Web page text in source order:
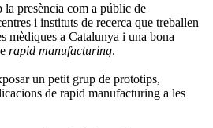
presència com a públic de
i instituts de recerca que treballen
mèdiques a Catalunya i una bona
rapid manufacturing.
un petit grup de prototips,
de rapid manufacturing a les